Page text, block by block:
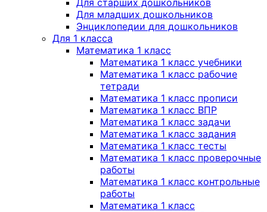
Для старших дошкольников
Для младших дошкольников
Энциклопедии для дошкольников
Для 1 класса
Математика 1 класс
Математика 1 класс учебники
Математика 1 класс рабочие
тетради
Математика 1 класс прописи
Математика 1 класс ВПР
Математика 1 класс задачи
Математика 1 класс задания
Математика 1 класс тесты
Математика 1 класс проверочные
работы
Математика 1 класс контрольные
работы
Математика 1 класс